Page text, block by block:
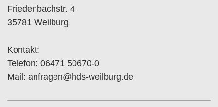
Friedenbachstr. 4
35781 Weilburg
Kontakt:
Telefon: 06471 50670-0
Mail: anfragen@hds-weilburg.de